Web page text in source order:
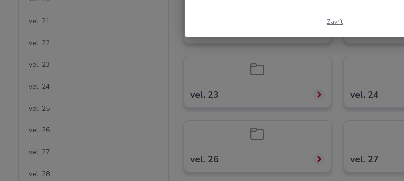
vel. 23 vel. 24
vel. 26 vel. 27
vel. 21
vel. 22
vel. 23
vel. 24
vel. 25
vel. 26
vel. 27
vel. 28
Zavřít